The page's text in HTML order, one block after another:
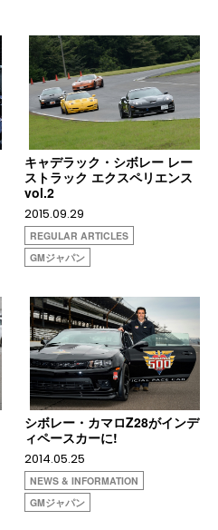
キャデラック・シボレー レー
ストラック エクスペリエンス
vol.2
2015.09.29
REGULAR ARTICLES
GMジャパン
シボレー・カマロZ28がインデ
ィペースカーに!
2014.05.25
NEWS & INFORMATION
GMジャパン